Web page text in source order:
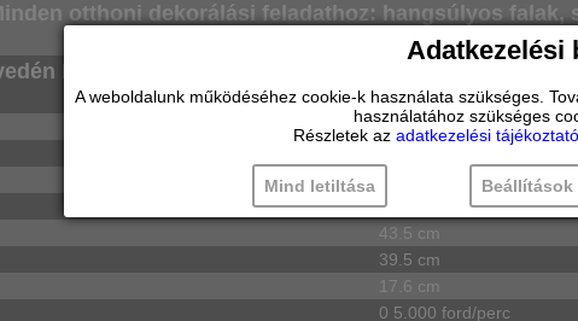
otthoni dekorálási feladathoz: hangsúlyos falak,
Nagyobb pontosság és magabiztosság a lézeres
12,0 V
5,680 kg
43.5 cm
39.5 cm
17.6 cm
0 5.000 ford/perc
Adatkezelési
A weboldalunk működéséhez cookie-k használata szükséges.
használatához szükséges
Részletek az adatkezelési
Mind letiltása Beállítások